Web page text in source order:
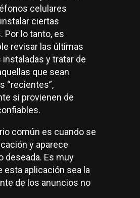
celulares
ciertas
Por lo tanto, es
revisar las últimas
y tratar de
que sean
“recientes”,
si provienen de
común es cuando se
y aparece
deseada. Es muy
esta aplicación sea la
de los anuncios no